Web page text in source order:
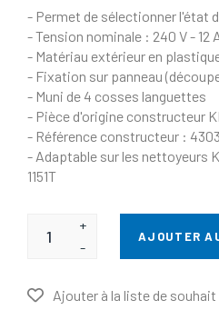
- Permet de sélectionner l'état
- Tension nominale : 240 V - 12
- Matériau extérieur en
- Fixation sur panneau
- Muni de 4 cosses languettes
- Pièce d'origine constructeur
- Référence constructeur :
- Adaptable sur les nettoyeurs
1151T
+
-
AJOUTER
Ajouter à la liste de souhait